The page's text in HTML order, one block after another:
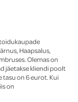
Haapsalus,
Olemas on
jäetakse kliendi poolt
on 6 eurot. Kui
on